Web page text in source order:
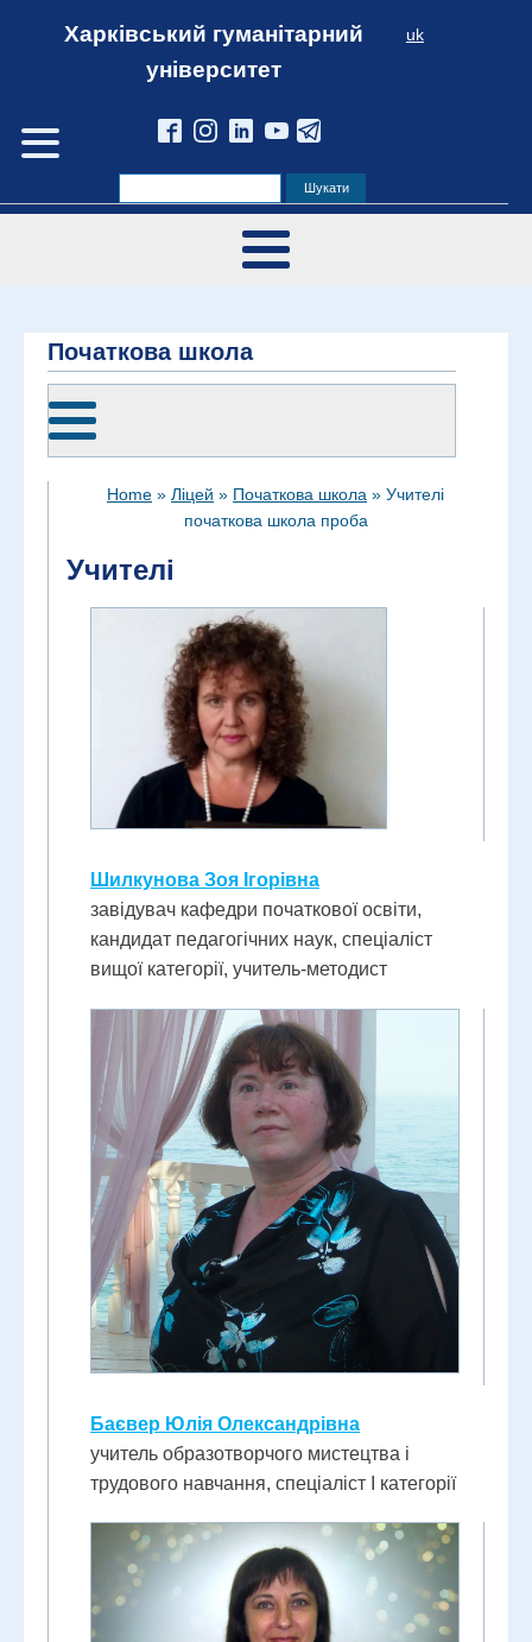
Харківський гуманітарний
університет
uk
Початкова школа
Home » Ліцей » Початкова школа » Учителі
початкова школа проба
Учителі
Шилкунова Зоя Ігорівна
завідувач кафедри початкової освіти,
кандидат педагогічних наук, спеціаліст
вищої категорії, учитель-методист
Баєвер Юлія Олександрівна
учитель образотворчого мистецтва і
трудового навчання, спеціаліст I категорії